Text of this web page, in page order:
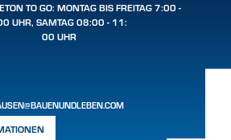
TO GO: MONTAG BIS FREITAG 7:00 -
UHR, SAMTAG 08:00 - 11:
00 UHR